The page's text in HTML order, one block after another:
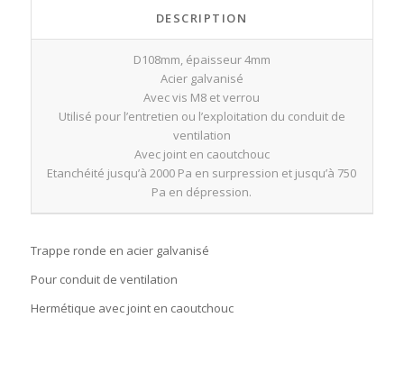
DESCRIPTION
D108mm, épaisseur 4mm
Acier galvanisé
Avec vis M8 et verrou
Utilisé pour l’entretien ou l’exploitation du conduit de
ventilation
Avec joint en caoutchouc
Etanchéité jusqu’à 2000 Pa en surpression et jusqu’à 750
Pa en dépression.
Trappe ronde en acier galvanisé
Pour conduit de ventilation
Hermétique avec joint en caoutchouc